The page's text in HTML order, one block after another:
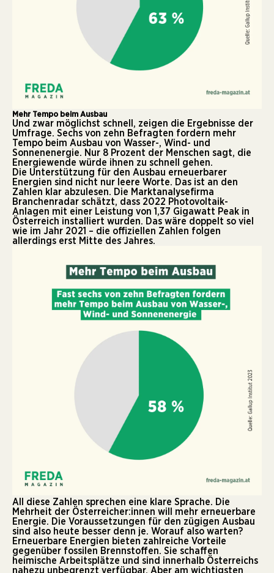
Mehr Tempo beim Ausbau
Und zwar möglichst schnell, zeigen die Ergebnisse der
Umfrage. Sechs von zehn Befragten fordern mehr
Tempo beim Ausbau von Wasser-, Wind- und
Sonnenenergie. Nur 8 Prozent der Menschen sagt, die
Energiewende würde ihnen zu schnell gehen.
Die Unterstützung für den Ausbau erneuerbarer
Energien sind nicht nur leere Worte. Das ist an den
Zahlen klar abzulesen. Die Marktanalysefirma
Branchenradar schätzt, dass 2022 Photovoltaik-
Anlagen mit einer Leistung von 1,37 Gigawatt Peak in
Österreich installiert wurden. Das wäre doppelt so viel
wie im Jahr 2021 – die offiziellen Zahlen folgen
allerdings erst Mitte des Jahres.
All diese Zahlen sprechen eine klare Sprache. Die
Mehrheit der Österreicher:innen will mehr erneuerbare
Energie. Die Voraussetzungen für den zügigen Ausbau
sind also heute besser denn je. Worauf also warten?
Erneuerbare Energien bieten zahlreiche Vorteile
gegenüber fossilen Brennstoffen. Sie schaffen
heimische Arbeitsplätze und sind innerhalb Österreichs
nahezu unbegrenzt verfügbar. Aber am wichtigsten